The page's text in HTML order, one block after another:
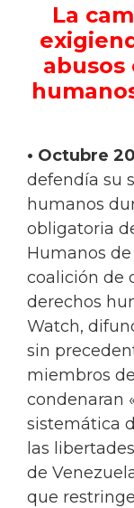
La
abusos
• Octubre
defendía su
humanos
obligatoria
Humanos
coalición de
derechos
Watch,
sin
miembros
condenaran
sistemática
las
de
que